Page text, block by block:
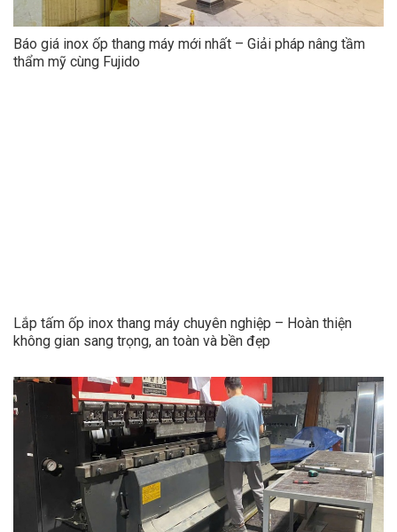
Báo giá inox ốp thang máy mới nhất – Giải pháp nâng tầm
thẩm mỹ cùng Fujido
Lắp tấm ốp inox thang máy chuyên nghiệp – Hoàn thiện
không gian sang trọng, an toàn và bền đẹp